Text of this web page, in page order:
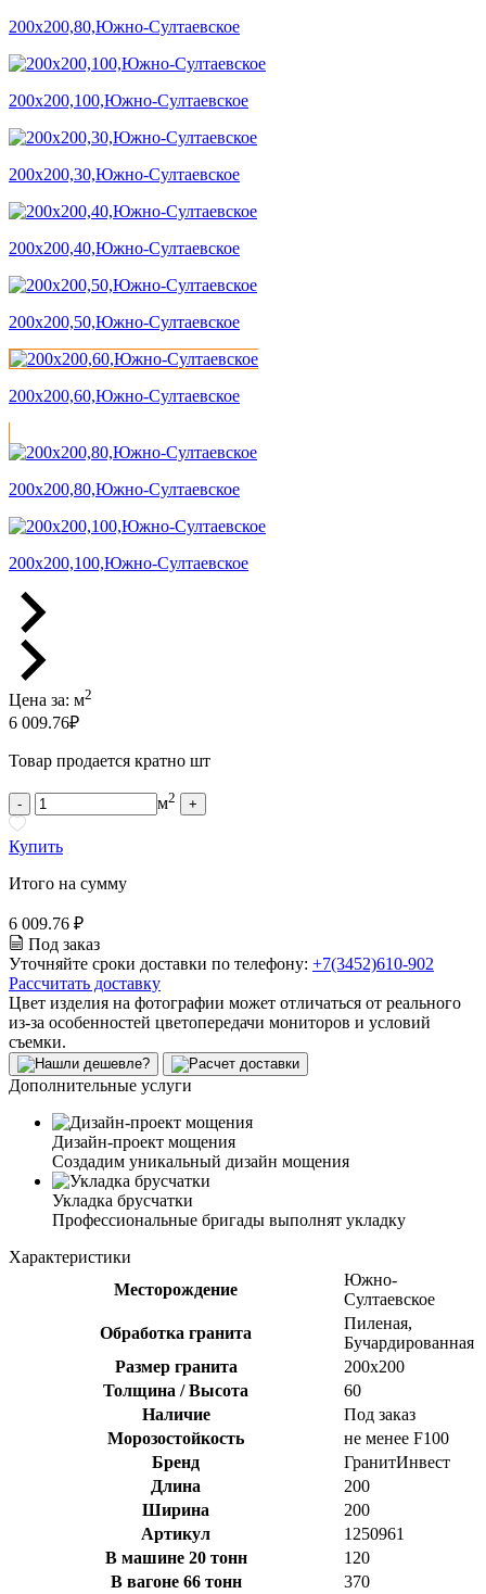
200х200,80,Южно-Султаевское
200х200,100,Южно-Султаевское
200х200,30,Южно-Султаевское
200х200,40,Южно-Султаевское
200х200,50,Южно-Султаевское
200х200,60,Южно-Султаевское
200х200,80,Южно-Султаевское
200х200,100,Южно-Султаевское
Цена за: м2
6 009.76₽
Товар продается кратно шт
- м2 +
Купить
Итого на сумму
6 009.76 ₽
Под заказ
Уточняйте сроки доставки по телефону: +7(3452)610-902
Рассчитать доставку
Цвет изделия на фотографии может отличаться от реального
из-за особенностей цветопередачи мониторов и условий
съемки.
Дополнительные услуги
Дизайн-проект мощения
Создадим уникальный дизайн мощения
Укладка брусчатки
Профессиональные бригады выполнят укладку
Характеристики
Месторождение
Южно-
Султаевское
Обработка гранита
Пиленая,
Бучардированная
Размер гранита
200х200
Толщина / Высота
60
Наличие
Под заказ
Морозостойкость
не менее F100
Бренд
ГранитИнвест
Длина
200
Ширина
200
Артикул
1250961
В машине 20 тонн
120
В вагоне 66 тонн
370